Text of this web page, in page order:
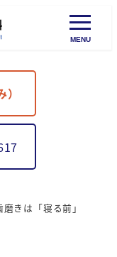
MENU
きは「寝る前」